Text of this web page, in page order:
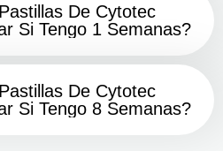
De Cytotec
Si Tengo 1 Semanas?
De Cytotec
Si Tengo 8 Semanas?